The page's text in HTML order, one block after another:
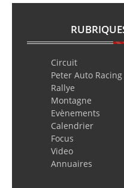
Circuit
Peter Auto Racing
Rallye
Montagne
Evènements
Calendrier
Focus
Video
Annuaires